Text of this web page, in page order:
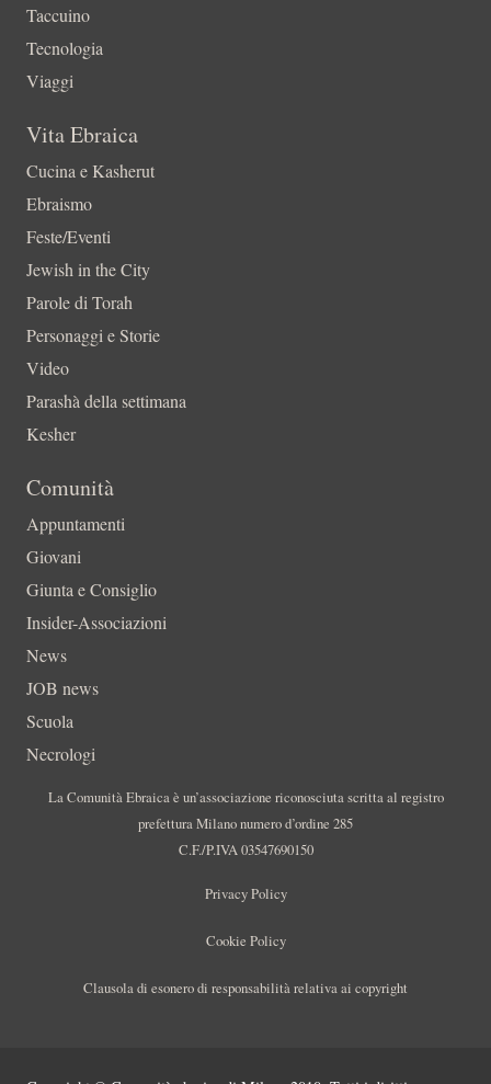
Taccuino
Tecnologia
Viaggi
Vita Ebraica
Cucina e Kasherut
Ebraismo
Feste/Eventi
Jewish in the City
Parole di Torah
Personaggi e Storie
Video
Parashà della settimana
Kesher
Comunità
Appuntamenti
Giovani
Giunta e Consiglio
Insider-Associazioni
News
JOB news
Scuola
Necrologi
La Comunità Ebraica è un’associazione riconosciuta scritta al registro
prefettura Milano numero d’ordine 285
C.F./P.IVA 03547690150
Privacy Policy
Cookie Policy
Clausola di esonero di responsabilità relativa ai copyright